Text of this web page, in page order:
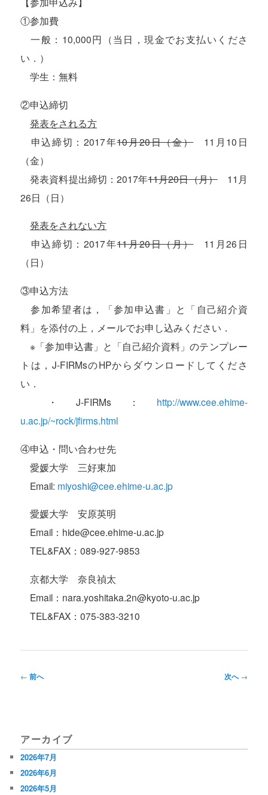
①参加費
一般：10,000円（当日，現金でお支払いくださ
い．）
学生：無料
②申込締切
発表をされる方
申込締切：2017年10月20日（金）11月10日
（金）
発表資料提出締切：2017年11月20日（月）11月
26日（日）
発表をされない方
申込締切：2017年11月20日（月）11月26日
（日）
③申込方法
参加希望者は，「参加申込書」と「自己紹介資
料」を添付の上，メールでお申し込みください．
※「参加申込書」と「自己紹介資料」のテンプレー
トは，J-FIRMsのHPからダウンロードしてくださ
い．
・J-FIRMs： http://www.cee.ehime-
u.ac.jp/~rock/jfirms.html
④申込・問い合わせ先
愛媛大学 三好東加
Email: miyoshi@cee.ehime-u.ac.jp
愛媛大学 安原英明
Email：hide@cee.ehime-u.ac.jp
TEL&FAX：089-927-9853
京都大学 奈良禎太
Email：nara.yoshitaka.2n@kyoto-u.ac.jp
TEL&FAX：075-383-3210
投
ゲ
ー
シ
← 前へ 次へ→
アーカイブ
2026年7月
2026年6月
2026年5月